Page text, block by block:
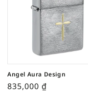
Angel Aura Design
835,000 ₫